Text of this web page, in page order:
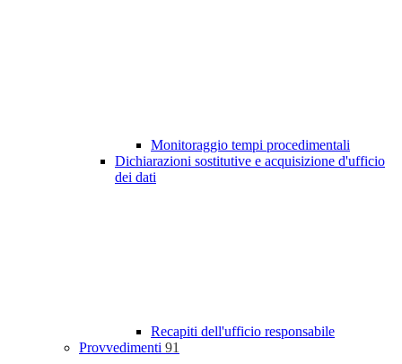
Monitoraggio tempi procedimentali
Dichiarazioni sostitutive e acquisizione d'ufficio
dei dati
Recapiti dell'ufficio responsabile
Provvedimenti 91